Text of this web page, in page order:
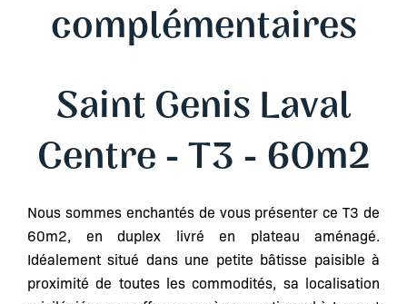
complémentaires
Saint Genis Laval
Centre - T3 - 60m2
Nous sommes enchantés de vous présenter ce T3 de
60m2, en duplex livré en plateau aménagé.
Idéalement situé dans une petite bâtisse paisible à
proximité de toutes les commodités, sa localisation